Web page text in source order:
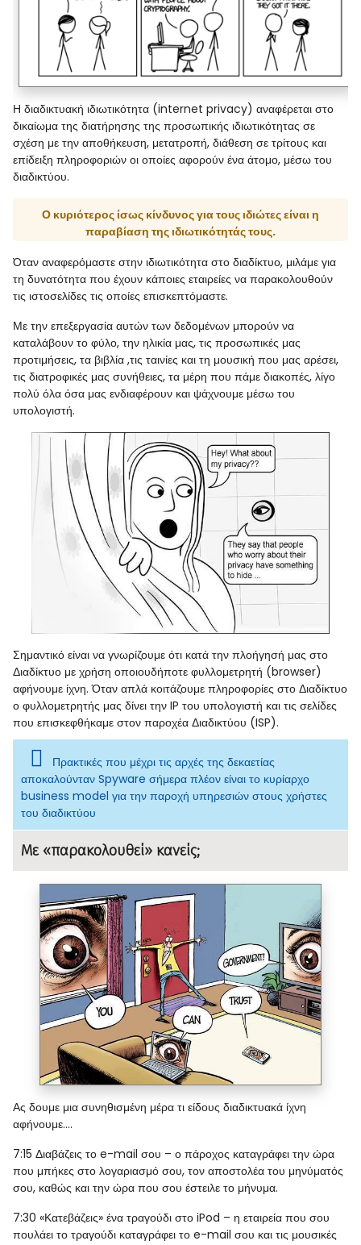
Η διαδικτυακή ιδιωτικότητα (internet privacy) αναφέρεται στο
δικαίωμα της διατήρησης της προσωπικής ιδιωτικότητας σε
σχέση με την αποθήκευση, μετατροπή, διάθεση σε τρίτους και
επίδειξη πληροφοριών οι οποίες αφορούν ένα άτομο, μέσω του
διαδικτύου.
Ο κυριότερος ίσως κίνδυνος για τους ιδιώτες είναι η
παραβίαση της ιδιωτικότητάς τους.
Όταν αναφερόμαστε στην ιδιωτικότητα στο διαδίκτυο, μιλάμε για
τη δυνατότητα που έχουν κάποιες εταιρείες να παρακολουθούν
τις ιστοσελίδες τις οποίες επισκεπτόμαστε.
Με την επεξεργασία αυτών των δεδομένων μπορούν να
καταλάβουν το φύλο, την ηλικία μας, τις προσωπικές μας
προτιμήσεις, τα βιβλία ,τις ταινίες και τη μουσική που μας αρέσει,
τις διατροφικές μας συνήθειες, τα μέρη που πάμε διακοπές, λίγο
πολύ όλα όσα μας ενδιαφέρουν και ψάχνουμε μέσω του
υπολογιστή.
Σημαντικό είναι να γνωρίζουμε ότι κατά την πλοήγησή μας στο
Διαδίκτυο με χρήση οποιουδήποτε φυλλομετρητή (browser)
αφήνουμε ίχνη. Όταν απλά κοιτάζουμε πληροφορίες στο Διαδίκτυο
ο φυλλομετρητής μας δίνει την IP του υπολογιστή και τις σελίδες
που επισκεφθήκαμε στον παροχέα Διαδικτύου (ISP).
Πρακτικές που μέχρι τις αρχές της δεκαετίας
αποκαλούνταν Spyware σήμερα πλέον είναι το κυρίαρχο
business model για την παροχή υπηρεσιών στους χρήστες
του διαδικτύου
Με «παρακολουθεί» κανείς;
Ας δουμε μια συνηθισμένη μέρα τι είδους διαδικτυακά ίχνη
αφήνουμε....
7:15 Διαβάζεις το e-mail σου – ο πάροχος καταγράφει την ώρα
που μπήκες στο λογαριασμό σου, τον αποστολέα του μηνύματός
σου, καθώς και την ώρα που σου έστειλε το μήνυμα.
7:30 «Κατεβάζεις» ένα τραγούδι στο iPod – η εταιρεία που σου
πουλάει το τραγούδι καταγράφει το e-mail σου και τις μουσικές